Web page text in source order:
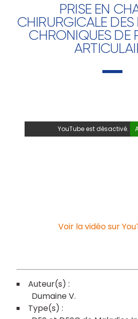
PRISE EN
CHIRURGICALE
CHRONIQUES DE
YouTube est désactivé.
Voir la vidéo sur
Dumaine V